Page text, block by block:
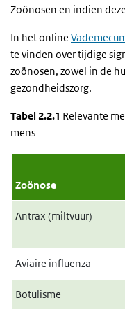
Zoönosen en indien
In het online
te vinden over tijdige
zoönosen, zowel in de
gezondheidszorg.
Tabel 2.2.1 Relevante
mens
Zoönose
Antrax (miltvuur)
Aviaire influenza
Botulisme